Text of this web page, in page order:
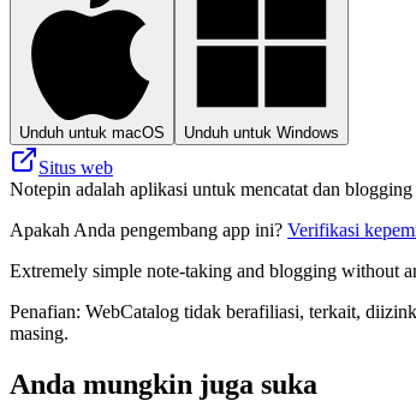
Unduh untuk macOS Unduh untuk Windows
Situs web
Notepin adalah aplikasi untuk mencatat dan
Apakah Anda pengembang app ini? Verifikasi
Extremely simple note-taking and blogging without
Penafian: WebCatalog tidak berafiliasi, terkait,
masing.
Anda mungkin juga suka